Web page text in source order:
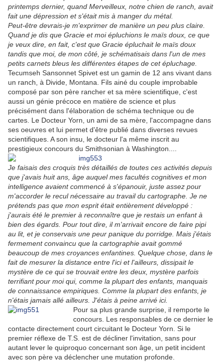
printemps dernier, quand Merveilleux, notre chien de ranch, avait
fait une dépression et s'était mis à manger du métal.
Peut-être devrais-je m'exprimer de manière un peu plus claire.
Quand je dis que Gracie et moi épluchions le maïs doux, ce que
je veux dire, en fait, c'est que Gracie épluchait le maïs doux
tandis que moi, de mon côté, je schématisais dans l'un de mes
petits carnets bleus les différentes étapes de cet épluchage.
Tecumseh Sansonnet Spivet est un gamin de 12 ans vivant dans
un ranch, à Divide, Montana. Fils ainé du couple improbable
composé par son père rancher et sa mère scientifique, c'est
aussi un génie précoce en matière de science et plus
précisément dans l'élaboration de schéma technique ou de
cartes. Le Docteur Yorn, un ami de sa mère, l'accompagne dans
ses oeuvres et lui permet d'être publié dans diverses revues
scientifiques. A son insu, le docteur l'a même inscrit au
prestigieux concours du Smithsonian à Washington....
Je faisais des croquis très détaillés de toutes ces activités depuis
que j'avais huit ans, âge auquel mes facultés cognitives et mon
intelligence avaient commencé à s'épanouir, juste assez pour
m'accorder le recul nécessaire au travail du cartographe. Je ne
prétends pas que mon esprit était entièrement développé :
j'aurais été le premier à reconnaître que je restais un enfant à
bien des égards. Pour tout dire, il m'arrivait encore de faire pipi
au lit, et je conservais une peur panique du porridge. Mais j'étais
fermement convaincu que la cartographie avait gommé
beaucoup de mes croyances enfantines. Quelque chose, dans le
fait de mesurer la distance entre l'ici et l'ailleurs, dissipait le
mystère de ce qui se trouvait entre les deux, mystère parfois
terrifiant pour moi qui, comme la plupart des enfants, manquais
de connaissance empiriques. Comme la plupart des enfants, je
n'étais jamais allé ailleurs. J'étais à peine arrivé ici.
Pour sa plus grande surprise, il remporte le
concours. Les responsables de ce dernier le
contacte directement court circuitant le Docteur Yorn. Si le
premier réflexe de T.S. est de décliner l'invitation, sans pour
autant lever le quiproquo concernant son âge, un petit incident
avec son père va déclencher une mutation profonde.